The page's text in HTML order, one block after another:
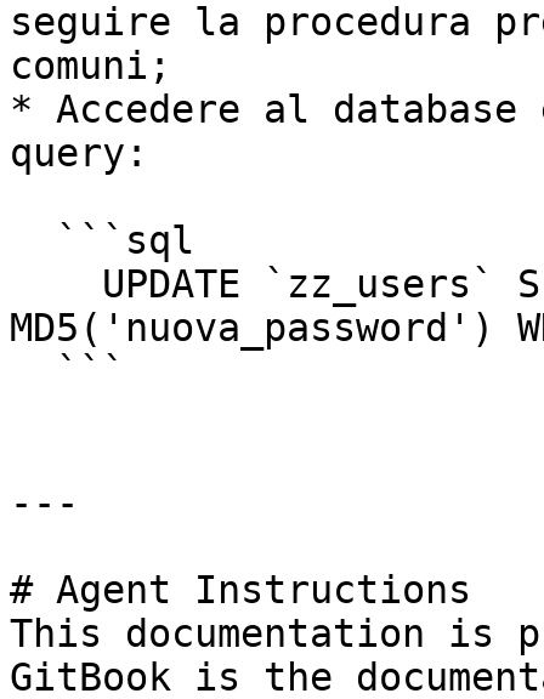
seguire la procedura
comuni;
* Accedere al
query:
MD5('nuova_password')
---
# Agent Instructions
This documentation is
GitBook is the